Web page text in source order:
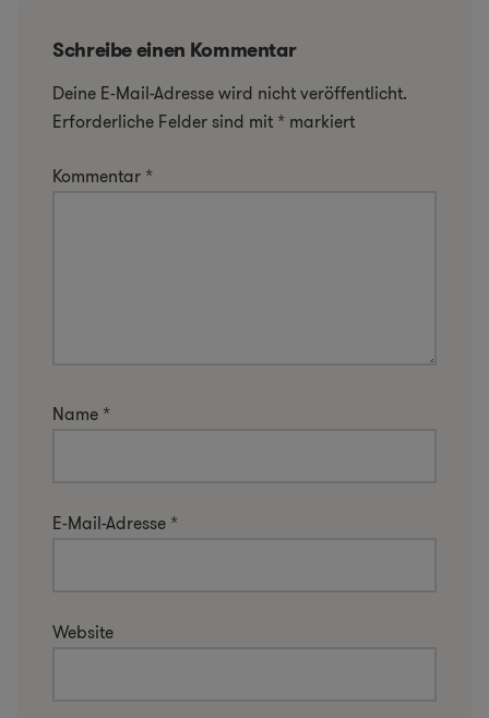
Schreibe einen Kommentar
Deine E-Mail-Adresse wird nicht veröffentlicht.
Erforderliche Felder sind mit * markiert
Kommentar *
Name *
E-Mail-Adresse *
Website